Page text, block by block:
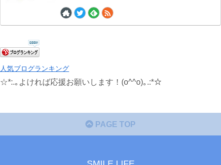
人気ブログランキング
☆*:.｡よければ応援お願いします！(o^^o)｡.:*☆
PAGE TOP